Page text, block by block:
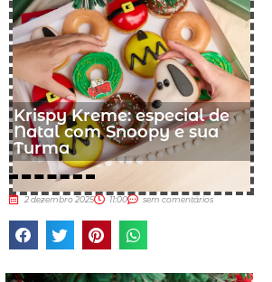
Krispy Kreme: especial de
Natal com Snoopy e sua
Turma
2 dezembro 2025 11:00 sem comentários